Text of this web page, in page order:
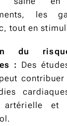
les
tout en
du
: Des
artérielle et